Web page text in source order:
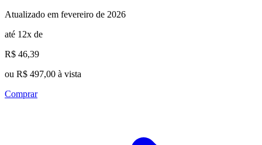
Atualizado em fevereiro de 2026
até 12x de
R$ 46,39
ou R$ 497,00 à vista
Comprar